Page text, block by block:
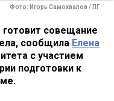
Фото: Игорь Самохвалов / ПГ
совещание
сообщила Елена
с участием
подготовки к